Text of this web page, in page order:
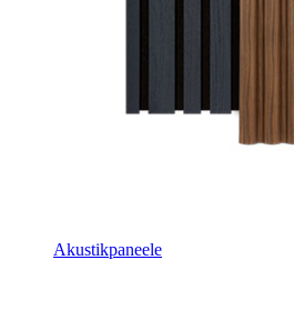
Akustikpaneele